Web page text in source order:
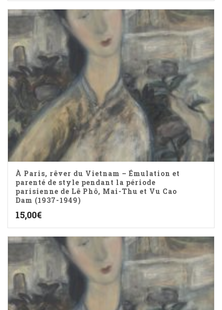
À Paris, rêver du Vietnam – Émulation et
parenté de style pendant la période
parisienne de Lê Phô, Mai-Thu et Vu Cao
Dam (1937-1949)
15,00€